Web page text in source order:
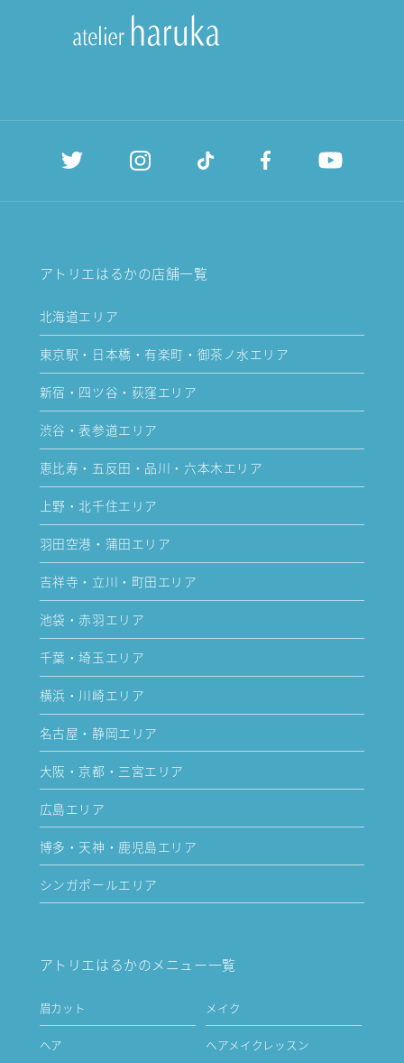
アトリエはるかの店舗一覧
北海道エリア
東京駅・日本橋・有楽町・御茶ノ水エリア
新宿・四ツ谷・荻窪エリア
渋谷・表参道エリア
恵比寿・五反田・品川・六本木エリア
上野・北千住エリア
羽田空港・蒲田エリア
吉祥寺・立川・町田エリア
池袋・赤羽エリア
千葉・埼玉エリア
横浜・川崎エリア
名古屋・静岡エリア
大阪・京都・三宮エリア
広島エリア
博多・天神・鹿児島エリア
シンガポールエリア
アトリエはるかのメニュー一覧
眉カット メイク
ヘア ヘアメイクレッスン